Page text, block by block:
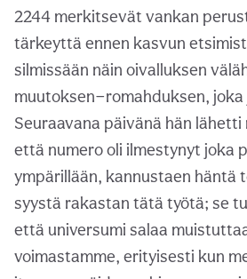
2244 merkitsevät vankan
tärkeyttä ennen kasvun
silmissään näin oivalluksen
muutoksen—romahduksen,
Seuraavana päivänä hän lähetti
että numero oli ilmestynyt joka
ympärillään, kannustaen häntä
syystä rakastan tätä työtä; se
että universumi salaa
voimastamme, erityisesti kun